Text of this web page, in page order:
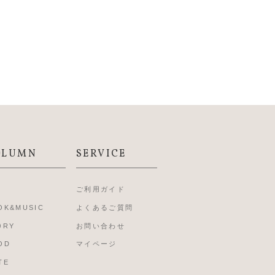
SERVICE
ご利用ガイド
よくあるご質問
お問い合わせ
マイページ